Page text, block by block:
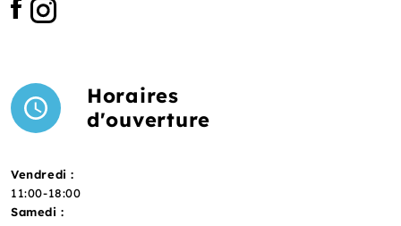
Horaires
d'ouverture
Vendredi :
11:00-18:00
Samedi :